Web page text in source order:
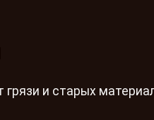
и старых